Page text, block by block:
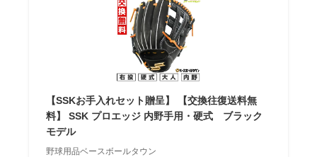
【SSKお手入れセット贈呈】 【交換往復送料無
料】 SSK プロエッジ 内野手用・硬式 ブラック
モデル
野球用品ベースボールタウン